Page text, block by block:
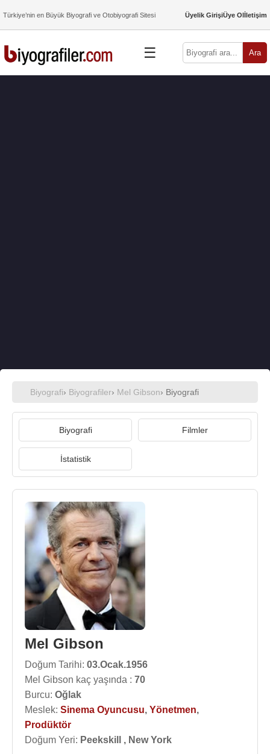
Türkiye’nin en Büyük Biyografi ve Otobiyografi Sitesi Üyelik GirişiÜye Olİletişim
☰ Ara
Biyografi› Biyografiler› Mel Gibson› Biyografi
Biyografi Filmler
İstatistik
Mel Gibson
Doğum Tarihi: 03.Ocak.1956
Mel Gibson kaç yaşında : 70
Burcu: Oğlak
Meslek: Sinema Oyuncusu, Yönetmen,
Prodüktör
Doğum Yeri: Peekskill , New York